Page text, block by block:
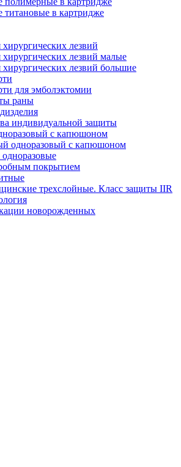
в картридже
лезвий
лезвий малые
лезвий большие
для эмболэктомии
раны
индивидуальной защиты
с капюшоном
одноразовый с капюшоном
покрытием
трехслойные. Класс защиты IIR
новорожденных